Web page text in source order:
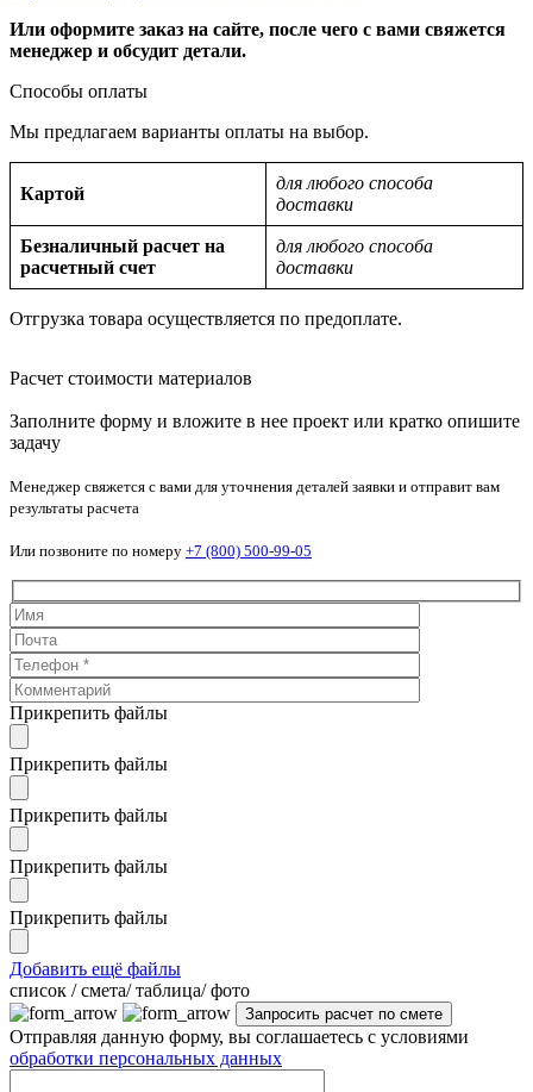
Или оформите заказ на сайте, после чего с вами свяжется
менеджер и обсудит детали.
Способы оплаты
Мы предлагаем варианты оплаты на выбор.
Картой
для любого способа
доставки
Безналичный расчет на
расчетный счет
для любого способа
доставки
Отгрузка товара осуществляется по предоплате.
Расчет стоимости материалов
Заполните форму и вложите в нее проект или кратко опишите
задачу
Менеджер свяжется с вами для уточнения деталей заявки и отправит вам
результаты расчета
Или позвоните по номеру +7 (800) 500-99-05
Прикрепить файлы
Прикрепить файлы
Прикрепить файлы
Прикрепить файлы
Прикрепить файлы
Добавить ещё файлы
cписок / смета/ таблица/ фото
Отправляя данную форму, вы соглашаетесь с условиями
обработки персональных данных